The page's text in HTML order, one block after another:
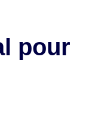
pour